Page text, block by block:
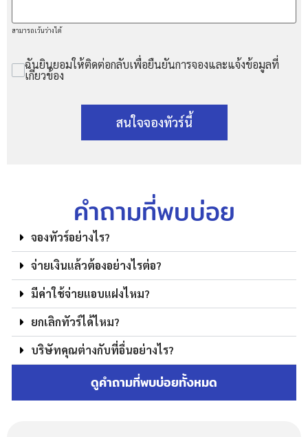
สามารถเว้นว่างได้
ฉันยินยอมให้ติดต่อกลับเพื่อยืนยันการจองและแจ้งข้อมูลที่
เกี่ยวข้อง
สนใจจองทัวร์นี้
คำถามที่พบบ่อย
จองทัวร์อย่างไร?
จ่ายเงินแล้วต้องอย่างไรต่อ?
มีค่าใช้จ่ายแอบแฝงไหม?
ยกเลิกทัวร์ได้ไหม?
บริษัทคุณต่างกับที่อื่นอย่างไร?
ดูคำถามที่พบบ่อยทั้งหมด